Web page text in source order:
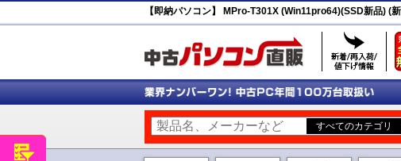
【即納パソコン】 MPro-T301X (Win11pro64)(SSD新品)